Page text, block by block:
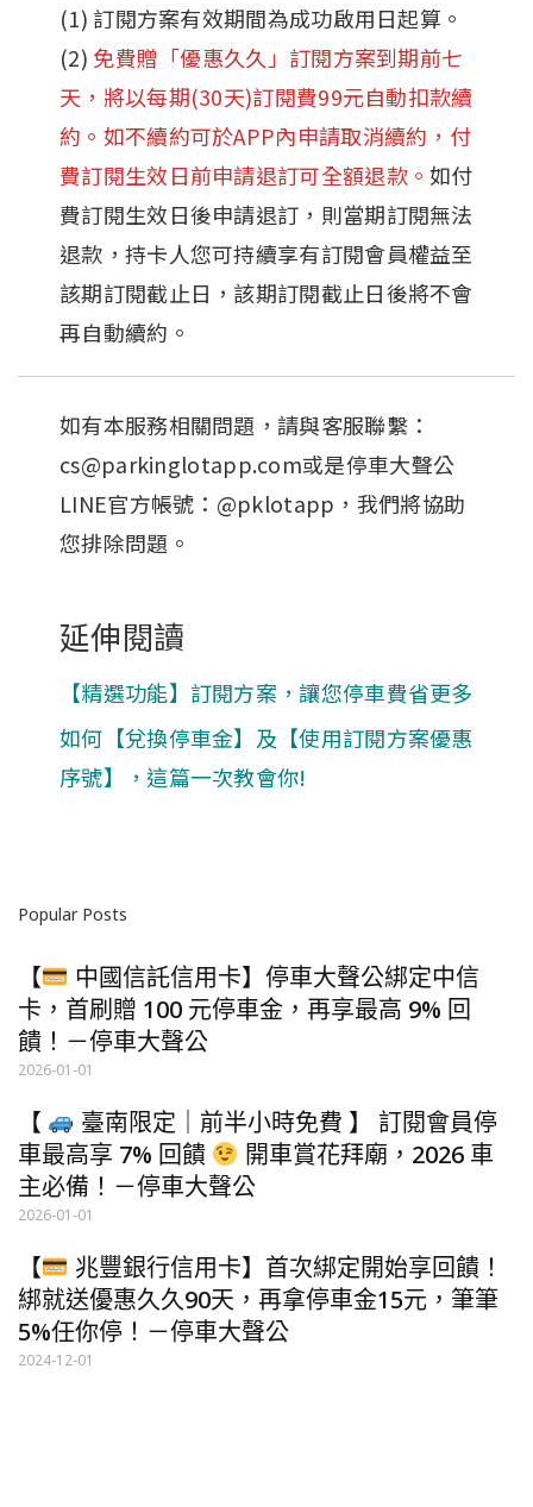
(1) 訂閱方案有效期間為成功啟用日起算。
(2) 免費贈「優惠久久」訂閱方案到期前七
天，將以每期(30天)訂閱費99元自動扣款續
約。如不續約可於APP內申請取消續約，付
費訂閱生效日前申請退訂可全額退款。如付
費訂閱生效日後申請退訂，則當期訂閱無法
退款，持卡人您可持續享有訂閱會員權益至
該期訂閱截止日，該期訂閱截止日後將不會
再自動續約。
如有本服務相關問題，請與客服聯繫：
cs@parkinglotapp.com或是停車大聲公
LINE官方帳號：@pklotapp，我們將協助
您排除問題。
延伸閱讀
【精選功能】訂閱方案，讓您停車費省更多
如何【兌換停車金】及【使用訂閱方案優惠
序號】，這篇一次教會你!
Popular Posts
【
中國信託信用卡】停車大聲公綁定中信
卡，首刷贈 100 元停車金，再享最高 9% 回
饋！－停車大聲公
2026-01-01
【
臺南限定｜前半小時免費 】 訂閱會員停
車最高享 7% 回饋
開車賞花拜廟，2026 車
主必備！－停車大聲公
2026-01-01
【
兆豐銀行信用卡】首次綁定開始享回饋！
綁就送優惠久久90天，再拿停車金15元，筆筆
5%任你停！－停車大聲公
2024-12-01